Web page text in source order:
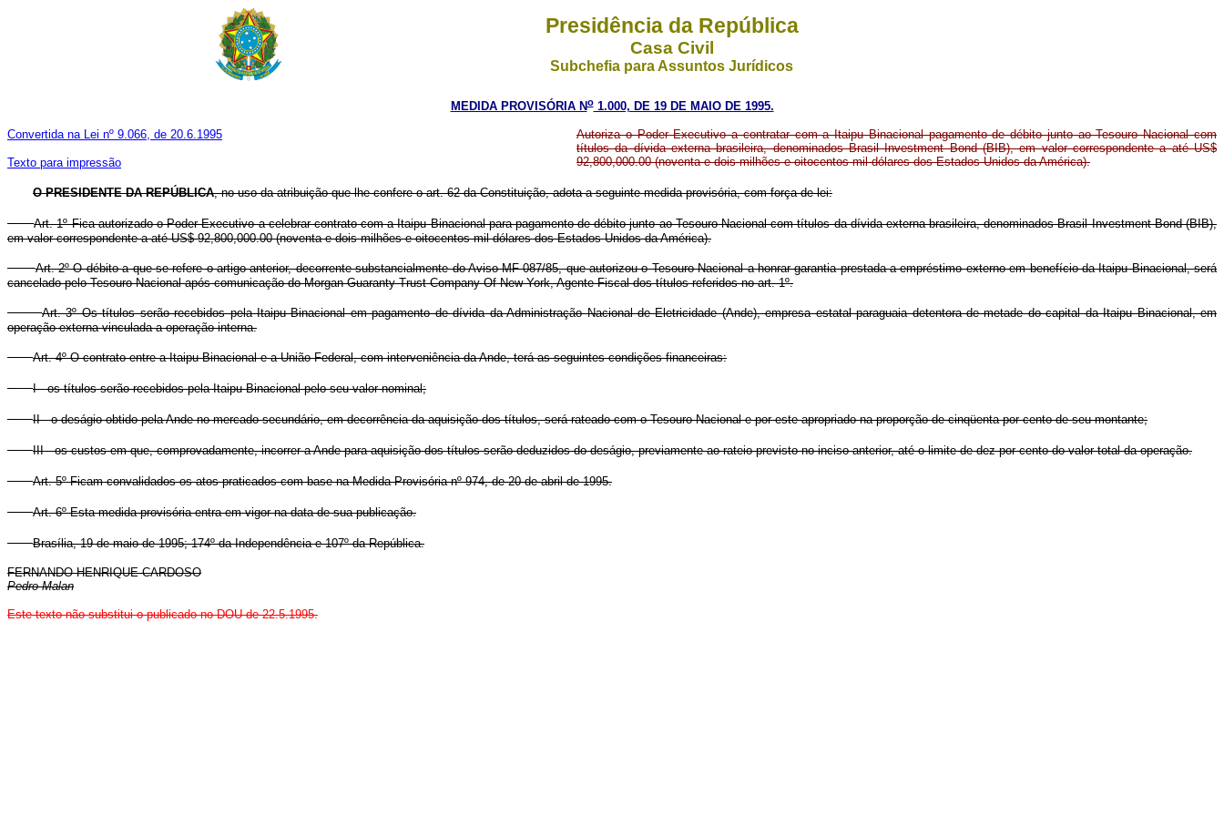
Presidência da República
Casa Civil
Subchefia para Assuntos Jurídicos
MEDIDA PROVISÓRIA No1.000, DE 19 DE MAIO DE 1995.
Convertida na Lei nº 9.066, de 20.6.1995
Texto para impressão
Autoriza o Poder Executivo a contratar com a Itaipu Binacional pagamento de débito junto ao Tesouro Nacional com
títulos da dívida externa brasileira, denominados Brasil Investment Bond (BIB), em valor correspondente a até US$
92,800,000.00 (noventa e dois milhões e oitocentos mil dólares dos Estados Unidos da América).
O PRESIDENTE DA REPÚBLICA, no uso da atribuição que lhe confere o art. 62 da Constituição, adota a seguinte medida provisória, com força de lei:
Art. 1º Fica autorizado o Poder Executivo a celebrar contrato com a Itaipu Binacional para pagamento de débito junto ao Tesouro Nacional com títulos da dívida externa brasileira, denominados Brasil Investment Bond (BIB),
em valor correspondente a até US$ 92,800,000.00 (noventa e dois milhões e oitocentos mil dólares dos Estados Unidos da América).
Art. 2º O débito a que se refere o artigo anterior, decorrente substancialmente do Aviso MF-087/85, que autorizou o Tesouro Nacional a honrar garantia prestada a empréstimo externo em benefício da Itaipu Binacional, será
cancelado pelo Tesouro Nacional após comunicação do Morgan Guaranty Trust Company Of New York, Agente Fiscal dos títulos referidos no art. 1º.
Art. 3º Os títulos serão recebidos pela Itaipu Binacional em pagamento de dívida da Administração Nacional de Eletricidade (Ande), empresa estatal paraguaia detentora de metade do capital da Itaipu Binacional, em
operação externa vinculada a operação interna.
Art. 4º O contrato entre a Itaipu Binacional e a União Federal, com interveniência da Ande, terá as seguintes condições financeiras:
I - os títulos serão recebidos pela Itaipu Binacional pelo seu valor nominal;
II - o deságio obtido pela Ande no mercado secundário, em decorrência da aquisição dos títulos, será rateado com o Tesouro Nacional e por este apropriado na proporção de cinqüenta por cento de seu montante;
III - os custos em que, comprovadamente, incorrer a Ande para aquisição dos títulos serão deduzidos do deságio, previamente ao rateio previsto no inciso anterior, até o limite de dez por cento do valor total da operação.
Art. 5º Ficam convalidados os atos praticados com base na Medida Provisória nº 974, de 20 de abril de 1995.
Art. 6º Esta medida provisória entra em vigor na data de sua publicação.
Brasília, 19 de maio de 1995; 174º da Independência e 107º da República.
FERNANDO HENRIQUE CARDOSO
Pedro Malan
Este texto não substitui o publicado no DOU de 22.5.1995.